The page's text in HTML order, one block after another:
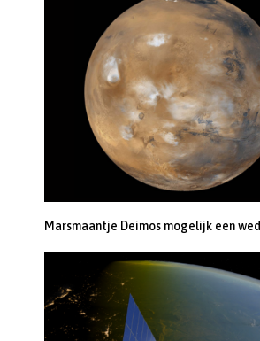
Marsmaantje Deimos mogelijk een